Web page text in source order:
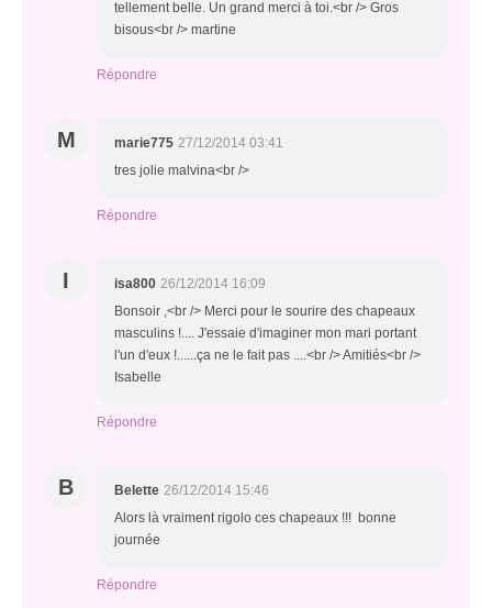
tellement belle. Un grand merci à toi.<br /> Gros
bisous<br /> martine
Répondre
M marie775 27/12/2014 03:41
tres jolie malvina<br />
Répondre
I isa800 26/12/2014 16:09
Bonsoir ,<br /> Merci pour le sourire des chapeaux
masculins !.... J'essaie d'imaginer mon mari portant
l'un d'eux !......ça ne le fait pas ....<br /> Amitiés<br />
Isabelle
Répondre
B Belette 26/12/2014 15:46
Alors là vraiment rigolo ces chapeaux !!! bonne
journée
Répondre